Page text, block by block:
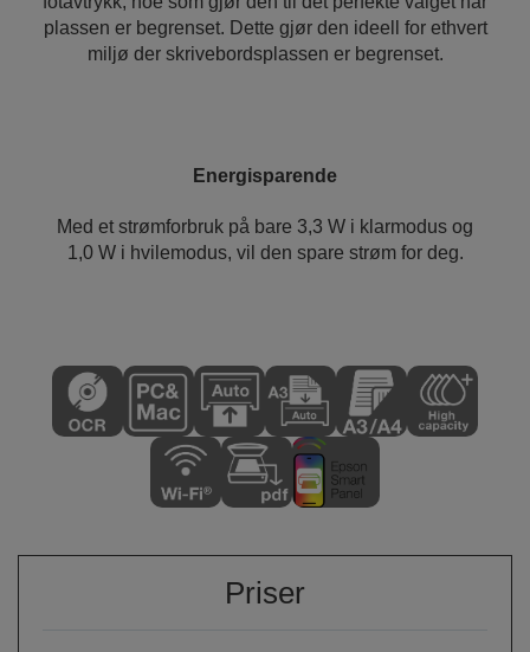
plassen er begrenset. Dette gjør den ideell for ethvert
miljø der skrivebordsplassen er begrenset.
Energisparende
Med et strømforbruk på bare 3,3 W i klarmodus og
1,0 W i hvilemodus, vil den spare strøm for deg.
Priser